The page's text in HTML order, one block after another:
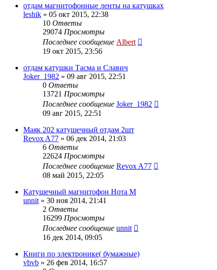
отдам магнитофонные ленты на катушках
leshik » 05 окт 2015, 22:38
10 Ответы
29074 Просмотры
Последнее сообщение Albert
19 окт 2015, 23:56
отдам катушки Тасма и Славич
Joker_1982 » 09 авг 2015, 22:51
0 Ответы
13721 Просмотры
Последнее сообщение Joker_1982
09 авг 2015, 22:51
Маяк 202 катушечный отдам 2шт
Revox A77 » 06 дек 2014, 21:03
6 Ответы
22624 Просмотры
Последнее сообщение Revox A77
08 май 2015, 22:05
Катушечный магнитофон Нота М
unnit » 30 ноя 2014, 21:41
2 Ответы
16299 Просмотры
Последнее сообщение unnit
16 дек 2014, 09:05
Книги по электронике( бумажные)
vbvb » 26 фев 2014, 16:57